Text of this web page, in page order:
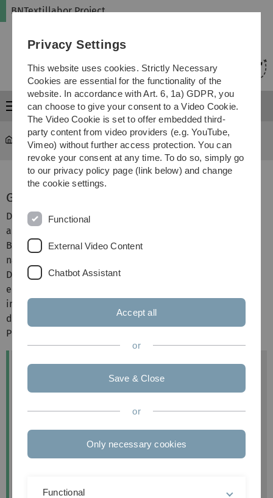
Skip
Skip
Skip
Skip
BNTextillabor Project
Menu
bntextillabor ...
Guidebook BNTextillabor
Das Guidebook BNTextillabor
ausführliche Hintergrundinformationen zum
Bildungskonzept, zu den Kompetenzen der Bildung für
nachhaltige Entwicklung sowie den Methoden Co-
Design Workshop und Realexperiment. Zudem sind die
einzelnen Unterrichtseinheiten jeder Bildungseinheit
in interaktiver, tabellarischer Darstellung verfügbar, so
dass ein direkter Zugriff auf alle zur Verfügung stehenden
Präsentationen und Unterrichtsmaterialien möglich ist.
Privacy Settings
This website uses cookies. Strictly Necessary
Cookies are essential for the functionality of the
website. In accordance with Art. 6, 1a) GDPR, you
can choose to give your consent to a Video Cookie.
The Video Cookie is set to offer embedded third-
party content from video providers (e.g. YouTube,
Vimeo) without further access protection. You can
revoke your consent at any time. To do so, simply go
to our privacy policy page (link below) and change
the cookie settings.
Functional
External Video Content
Chatbot Assistant
Accept all
or
Save & Close
or
Only necessary cookies
Functional